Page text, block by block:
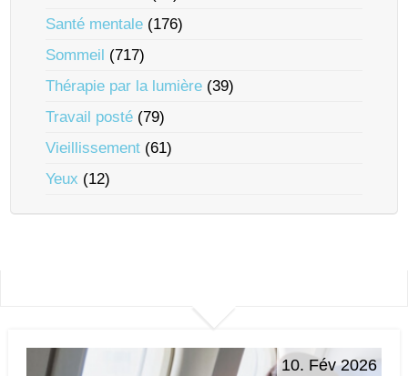
Santé mentale (176)
Sommeil (717)
Thérapie par la lumière (39)
Travail posté (79)
Vieillissement (61)
Yeux (12)
10. Fév 2026